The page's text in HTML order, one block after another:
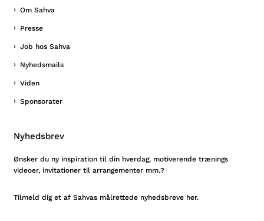
Om Sahva
Presse
Job hos Sahva
Nyhedsmails
Viden
Sponsorater
Nyhedsbrev
Ønsker du ny inspiration til din hverdag, motiverende trænings
videoer, invitationer til arrangementer mm.?
Tilmeld dig et af Sahvas målrettede nyhedsbreve her.